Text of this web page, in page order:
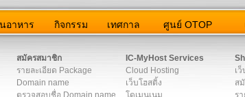
อาหาร กิจกรรม เทศกาล ศูนย์ OTOP
สมัครสมาชิก
รายละเอียด Package
Domain name
ตรวจสอบชื่อ Domain name
IC-MyHost Services
Cloud Hosting
เว็บโฮสติ้ง
โดเมนเนม
เ
ส
ร